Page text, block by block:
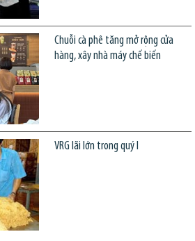
Chuỗi cà phê tăng mở rộng cửa
hàng, xây nhà máy chế biến
VRG lãi lớn trong quý I